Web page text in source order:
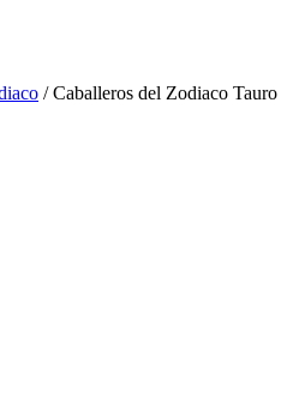
/ Caballeros del Zodiaco Tauro